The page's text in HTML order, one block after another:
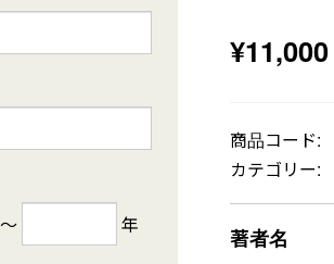
¥11,000
商品コード:
カテゴリー:
著者名
～
年